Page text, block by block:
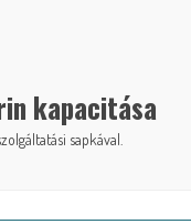
kapacitása
sapkával.